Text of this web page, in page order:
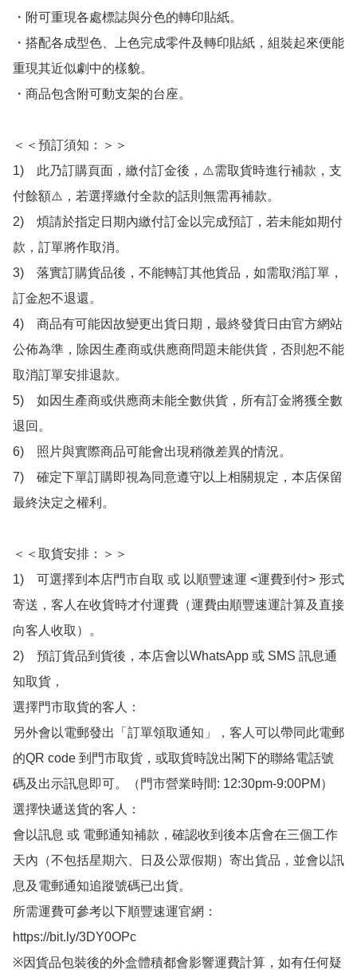
・附可重現各處標誌與分色的轉印貼紙。
・搭配各成型色、上色完成零件及轉印貼紙，組裝起來便能
重現其近似劇中的樣貌。
・商品包含附可動支架的台座。
＜＜預訂須知：＞＞
1)　此乃訂購頁面，繳付訂金後，⚠️需取貨時進行補款，支
付餘額⚠️，若選擇繳付全款的話則無需再補款。
2)　煩請於指定日期內繳付訂金以完成預訂，若未能如期付
款，訂單將作取消。
3)　落實訂購貨品後，不能轉訂其他貨品，如需取消訂單，
訂金恕不退還。
4)　商品有可能因故變更出貨日期，最終發貨日由官方網站
公佈為準，除因生產商或供應商問題未能供貨，否則恕不能
取消訂單安排退款。
5)　如因生產商或供應商未能全數供貨，所有訂金將獲全數
退回。
6)　照片與實際商品可能會出現稍微差異的情況。
7)　確定下單訂購即視為同意遵守以上相關規定，本店保留
最終決定之權利。
＜＜取貨安排：＞＞
1)　可選擇到本店門市自取 或 以順豐速運 <運費到付> 形式
寄送，客人在收貨時才付運費（運費由順豐速運計算及直接
向客人收取）。
2)　預訂貨品到貨後，本店會以WhatsApp 或 SMS 訊息通
知取貨，
選擇門市取貨的客人：
另外會以電郵發出「訂單領取通知」，客人可以帶同此電郵
的QR code 到門市取貨，或取貨時說出閣下的聯絡電話號
碼及出示訊息即可。（門市營業時間: 12:30pm-9:00PM）
選擇快遞送貨的客人：
會以訊息 或 電郵通知補款，確認收到後本店會在三個工作
天內（不包括星期六、日及公眾假期）寄出貨品，並會以訊
息及電郵通知追蹤號碼已出貨。
所需運費可參考以下順豐速運官網：
https://bit.ly/3DY0OPc
※因貨品包裝後的外盒體積都會影響運費計算，如有任何疑